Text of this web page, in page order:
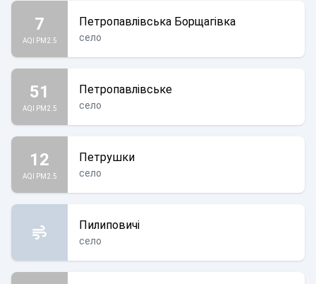
7
AQI PM2.5
Петропавлівська Борщагівка
село
51
AQI PM2.5
Петропавлівське
село
12
AQI PM2.5
Петрушки
село
Пилиповичі
село